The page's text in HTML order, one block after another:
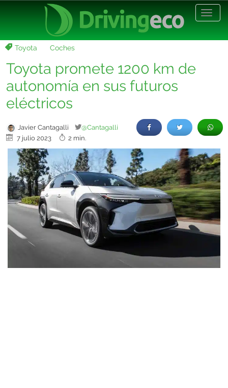
Toyota Coches
Toyota promete 1200 km de
autonomía en sus futuros
eléctricos
Javier Cantagalli
@Cantagalli
7 julio 2023
2 min.